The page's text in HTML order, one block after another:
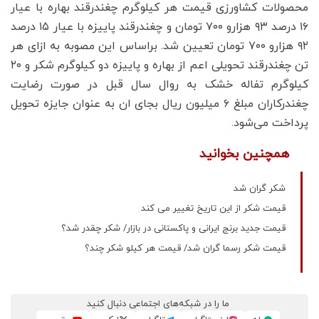
محصولات کشاورزی قیمت هر کیلوگرم چغندرقند بهاره با عیار
۱۶ درصد ۹۳ هزارو ۷۰۰ تومان و چغندرقند پاییزه با عیار ۱۵ درصد
۹۲ هزارو ۷۰۰ تومان تعیین شد. براساس این مصوبه به ازای هر
تن چغندرقند تحویلی اعم از بهاره و پاییزه دو کیلوگرم شکر و ۲۰
کیلوگرم تفاله خشک به روال سال قبل در صورت رضایت
چغندرکاران مبلغ ۶ میلیون ریال بجای ان به عنوان جایزه تحویل
پرداخت می‌شود.
همچنین بخوانید
شکر گران شد
قیمت شکر از این تاریخ تغییر می کند
قیمت جدید برنج ایرانی و پاکستانی در بازار/ شکر چقدر شد؟
قیمت شکر رسما گران شد/ قیمت هر کیلو شکر چند؟
ما را در شبکه‌های اجتماعی دنبال کنید